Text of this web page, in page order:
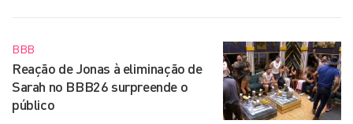
BBB
Reação de Jonas à eliminação de
Sarah no BBB26 surpreende o
público